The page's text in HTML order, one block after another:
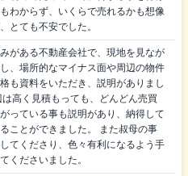
わからず、いくらで売れるかも想像
とても不安でした。
がある不動産会社で、現地を見なが
、場所的なマイナス面や周辺の物件
も資料をいただき、説明がありまし
高く見積もっても、どんどん売買
っている事も説明があり、納得して
ことができました。 また叔母の事
てくださり、色々有利になるよう手
くださいました。